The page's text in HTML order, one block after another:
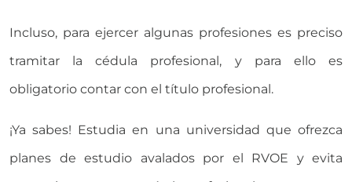
Incluso, para ejercer algunas profesiones es preciso
tramitar la cédula profesional, y para ello es
obligatorio contar con el título profesional.
¡Ya sabes! Estudia en una universidad que ofrezca
planes de estudio avalados por el RVOE y evita